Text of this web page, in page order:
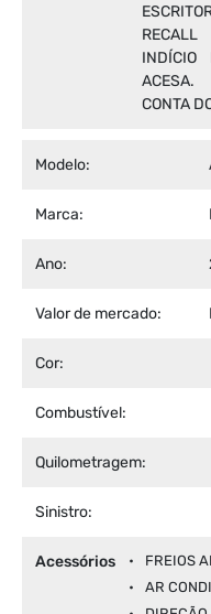
INDÍCIO
ACESA.
CONTA
Modelo:
Marca:
Ano:
Valor de mercado:
Cor:
Combustível:
Quilometragem:
Sinistro:
Acessórios FREIOS
AR